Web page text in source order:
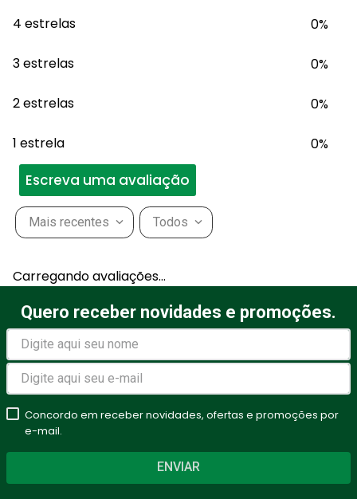
4 estrelas 0%
3 estrelas 0%
2 estrelas 0%
1 estrela 0%
Escreva uma avaliação
Avalie o produto de 1 a 5
estrelas
★★★★★
Seu nome
Mais recentes Todos
Carregando avaliações…
Quero receber novidades e promoções.
Concordo em receber novidades, ofertas e promoções por
e-mail.
ENVIAR